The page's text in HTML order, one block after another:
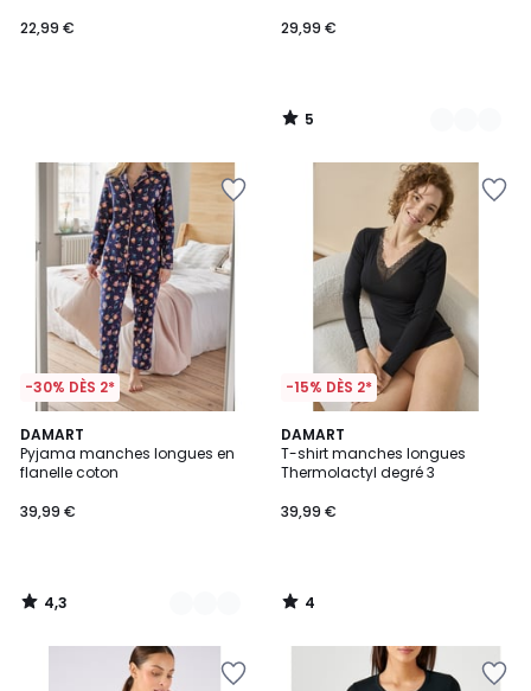
22,99 €
29,99 €
5
/
-30% DÈS 2*
DAMART
Pyjama manches longues en
flanelle coton
39,99 €
4,3
/ 5
2
Couleurs
4,3
/
-15% DÈS 2*
DAMART
T-shirt manches longues
Thermolactyl degré 3
39,99 €
4
/
5
4
/